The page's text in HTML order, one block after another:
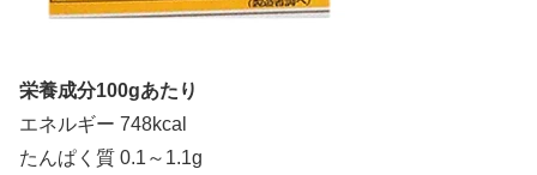
栄養成分100gあたり
エネルギー 748kcal
たんぱく質 0.1～1.1g